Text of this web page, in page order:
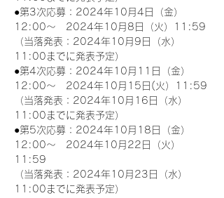
●第3次応募：2024年10月4日（金）
12:00～　2024年10月8日（火）11:59
（当落発表：2024年10月9日（水）
11:00までに発表予定）
●第4次応募：2024年10月11日（金）
12:00～　2024年10月15日(火）11:59
（当落発表：2024年10月16日（水）
11:00までに発表予定）
●第5次応募：2024年10月18日（金）
12:00～　2024年10月22日（火）
11:59
（当落発表：2024年10月23日（水）
11:00までに発表予定）